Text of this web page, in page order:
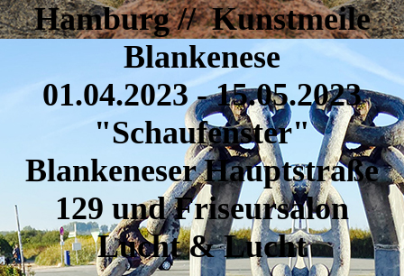
Hamburg // Kunstmeile
Blankenese
01.04.2023 - 15.05.2023
"Schaufenster"
Blankeneser Hauptstraße
129 und Friseursalon
Lucht & Lucht